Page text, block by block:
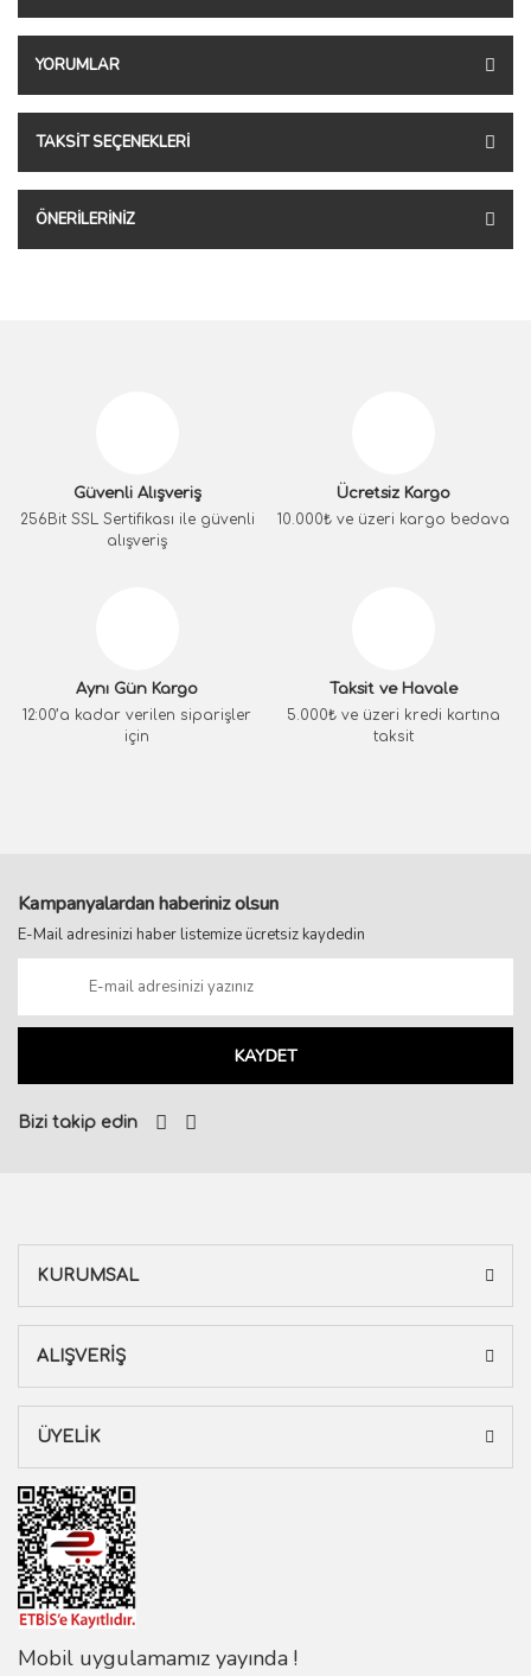
YORUMLAR
TAKSIT SEÇENEKLERI
ÖNERILERINIZ
Güvenli Alışveriş
256Bit SSL Sertifikası ile güvenli
alışveriş
Ücretsiz Kargo
10.000₺ ve üzeri kargo bedava
Aynı Gün Kargo
12:00’a kadar verilen siparişler
için
Taksit ve Havale
5.000₺ ve üzeri kredi kartına
taksit
Kampanyalardan haberiniz olsun
E-Mail adresinizi haber listemize ücretsiz kaydedin
KAYDET
Bizi takip edin
KURUMSAL
ALIŞVERİŞ
ÜYELİK
Mobil uygulamamız yayında !